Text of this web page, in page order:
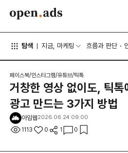
탐색 지금, 마케팅 흐름과 판단
페이스북/인스타그램/유튜브/틱톡
거창한 영상 없이도, 틱톡
광고 만드는 3가지 방법
아임웹2026.06.24 09:00
1113 0 1 0